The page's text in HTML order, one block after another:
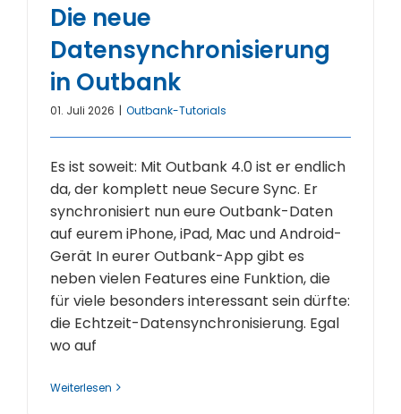
Die neue
Datensynchronisierung
in Outbank
01. Juli 2026 | Outbank-Tutorials
Es ist soweit: Mit Outbank 4.0 ist er endlich
da, der komplett neue Secure Sync. Er
synchronisiert nun eure Outbank-Daten
auf eurem iPhone, iPad, Mac und Android-
Gerät In eurer Outbank-App gibt es
neben vielen Features eine Funktion, die
für viele besonders interessant sein dürfte:
die Echtzeit-Datensynchronisierung. Egal
wo auf
Weiterlesen